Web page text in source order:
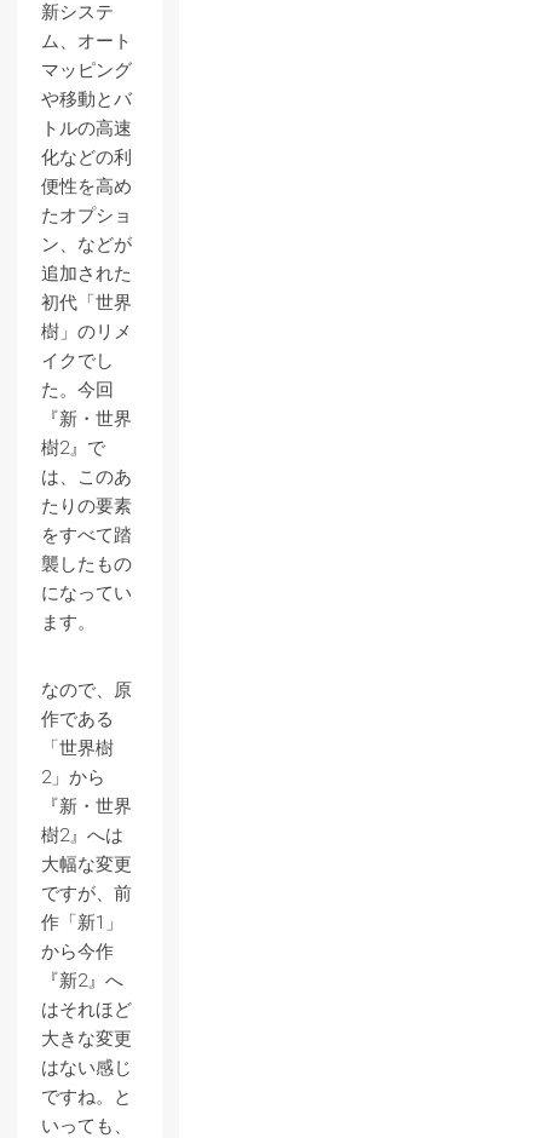
新システ
ム、オート
マッピング
や移動とバ
トルの高速
化などの利
便性を高め
たオプショ
ン、などが
追加された
初代「世界
樹」のリメ
イクでし
た。今回
『新・世界
樹2』で
は、このあ
たりの要素
をすべて踏
襲したもの
になってい
ます。
なので、原
作である
「世界樹
2」から
『新・世界
樹2』へは
大幅な変更
ですが、前
作「新1」
から今作
『新2』へ
はそれほど
大きな変更
はない感じ
ですね。と
いっても、